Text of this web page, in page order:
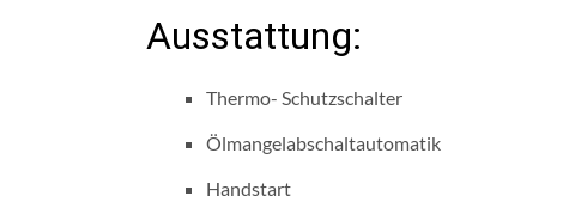
Ausstattung:
Thermo- Schutzschalter
Ölmangelabschaltautomatik
Handstart